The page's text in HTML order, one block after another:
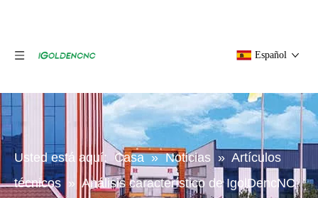
Español
Usted está aquí: Casa » Noticias » Artículos
técnicos » Análisis característico de IgolDencNC